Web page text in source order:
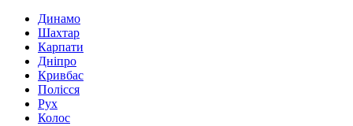
Динамо
Шахтар
Карпати
Дніпро
Кривбас
Полісся
Рух
Колос